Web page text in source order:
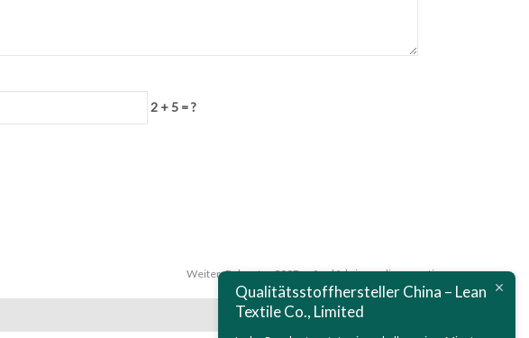
2 + 5 = ?
Weiter:Polyester 900D oxford fabric acrylic pa coating
Qualitätsstoffhersteller China – Lean
Textile Co., Limited